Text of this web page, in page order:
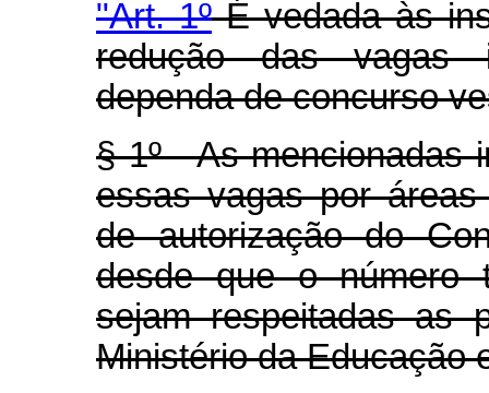
"Art. 1ºÉ vedada às
redução das vagas
dependa de concurso
§ 1º - As mencionadas
essas vagas por áreas
de autorização do
desde que o número
sejam respeitadas as
Ministério da Educação